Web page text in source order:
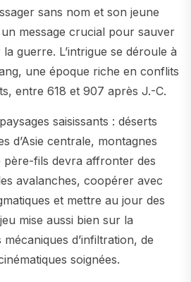
sans nom et son jeune
message crucial pour sauver
guerre. L’intrigue se déroule à
une époque riche en conflits
entre 618 et 907 après J.-C.
saisissants : déserts
d’Asie centrale, montagnes
fils devra affronter des
avalanches, coopérer avec
et mettre au jour des
mise aussi bien sur la
d’infiltration, de
soignées.